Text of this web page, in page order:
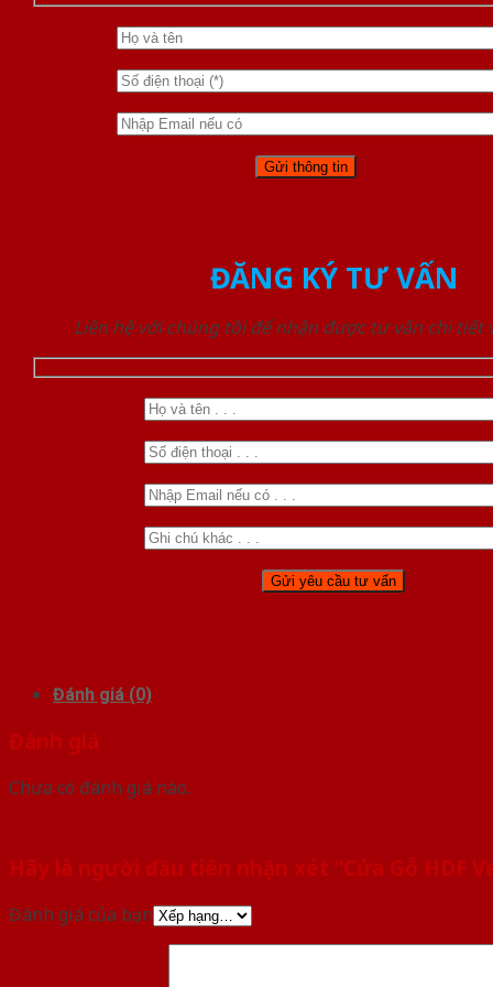
ĐĂNG KÝ TƯ VẤN
Liên hệ với chúng tôi để nhận được tư vấn chi tiết
Đánh giá (0)
Đánh giá
Chưa có đánh giá nào.
Hãy là người đầu tiên nhận xét “Cửa Gỗ HDF
Đánh giá của bạn